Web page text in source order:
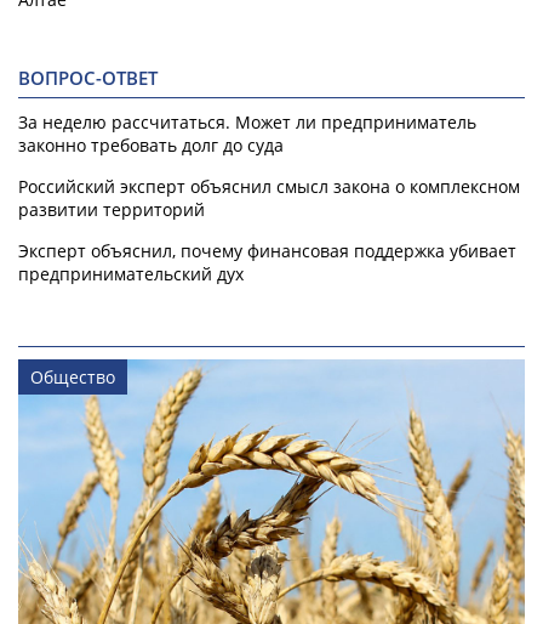
ВОПРОС-ОТВЕТ
За неделю рассчитаться. Может ли предприниматель
законно требовать долг до суда
Российский эксперт объяснил смысл закона о комплексном
развитии территорий
Эксперт объяснил, почему финансовая поддержка убивает
предпринимательский дух
Общество